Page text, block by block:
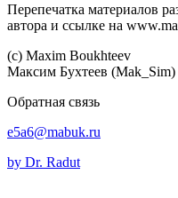
Перепечатка материалов
автора и ссылке на
(c) Maхim Boukhteev
Максим Бухтеев (Mak_Sim)
Обратная связь
e5a6@mabuk.ru
by Dr. Radut